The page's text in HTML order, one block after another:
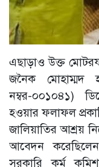
এছাড়াও উক্ত
জনৈক মোহাম্মদ
নম্বর-০০১০৪১)
হওয়ার ফলাফল
জালিয়াতির আশ্রয়
আবেদন
সরকারি কর্ম